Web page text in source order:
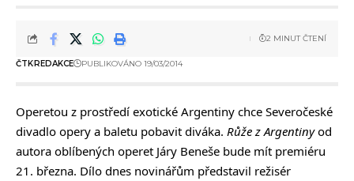
ČTKREDAKCE PUBLIKOVÁNO 19/03/2014
2 MINUT ČTENÍ
Operetou z prostředí exotické Argentiny chce Severočeské
divadlo opery a baletu pobavit diváka. Růže z Argentinyod
autora oblíbených operet Járy Beneše bude mít premiéru
21. března. Dílo dnes novinářům představil režisér